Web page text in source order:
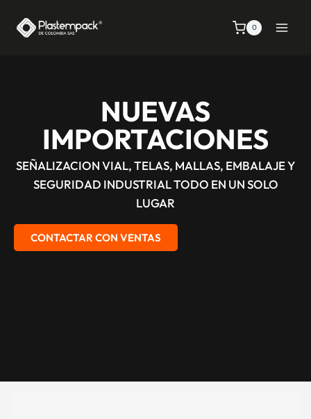
0
NUEVAS
IMPORTACIONES
SEÑALIZACION VIAL, TELAS, MALLAS, EMBALAJE Y
SEGURIDAD INDUSTRIAL TODO EN UN SOLO
LUGAR
CONTACTAR CON VENTAS